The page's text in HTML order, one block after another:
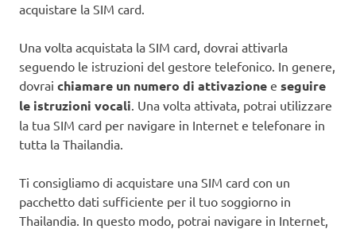
acquistare la SIM card.
Una volta acquistata la SIM card, dovrai attivarla
seguendo le istruzioni del gestore telefonico. In genere,
dovrai chiamare un numero di attivazione e seguire
le istruzioni vocali. Una volta attivata, potrai utilizzare
la tua SIM card per navigare in Internet e telefonare in
tutta la Thailandia.
Ti consigliamo di acquistare una SIM card con un
pacchetto dati sufficiente per il tuo soggiorno in
Thailandia. In questo modo, potrai navigare in Internet,